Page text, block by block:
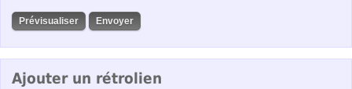
Ajouter un rétrolien